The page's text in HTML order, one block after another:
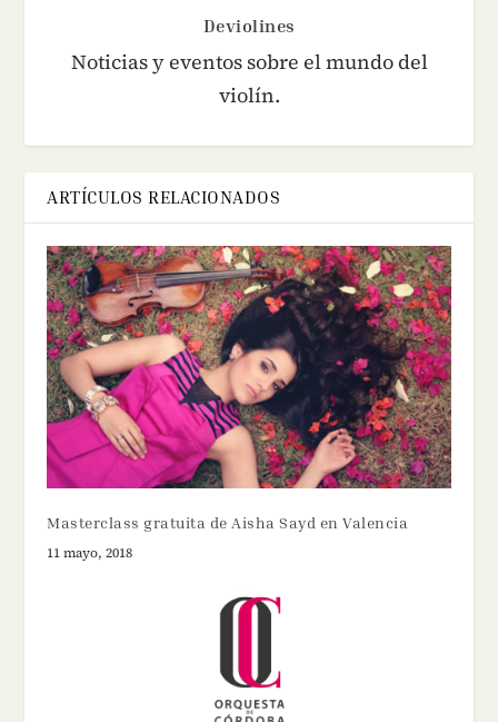
Deviolines
Noticias y eventos sobre el mundo del
violín.
ARTÍCULOS RELACIONADOS
Masterclass gratuita de Aisha Sayd en Valencia
11 mayo, 2018